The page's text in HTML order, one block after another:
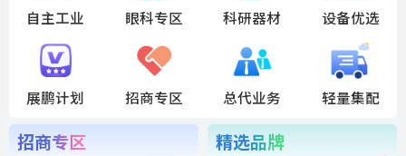
自主工业 眼科专区 科研器材 设备优选
展鹏计划 招商专区 总代业务 轻量集配
招商专区 精选品牌